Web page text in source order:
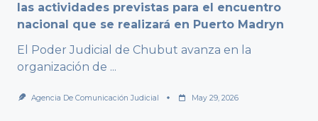
las actividades previstas para el encuentro
nacional que se realizará en Puerto Madryn
El Poder Judicial de Chubut avanza en la
organización de ...
Agencia De Comunicación Judicial May 29, 2026